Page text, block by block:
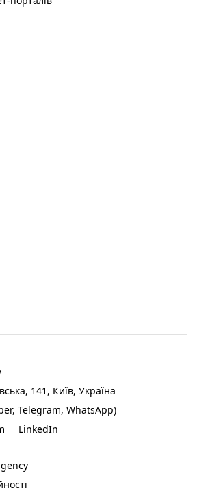
141, Київ, Україна
Telegram, WhatsApp)
LinkedIn